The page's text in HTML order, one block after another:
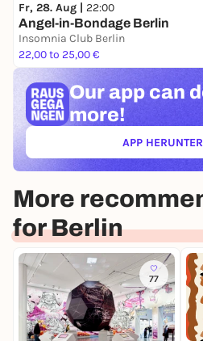
Fr, 28. Aug | 22:00
Angel-in-Bondage Berlin
Insomnia Club Berlin
22,00 to 25,00 €
Our app can
more!
APP
More
for Berlin
77